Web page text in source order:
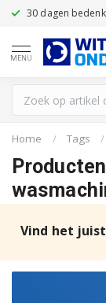
30 dagen
MENU
Home / Tags /
Vind het